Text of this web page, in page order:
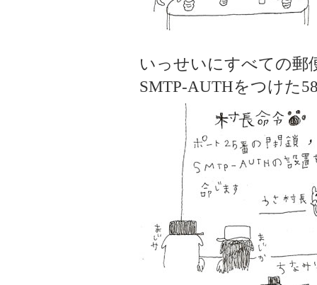
いっせいにすべての郵
SMTP-AUTHをつけた